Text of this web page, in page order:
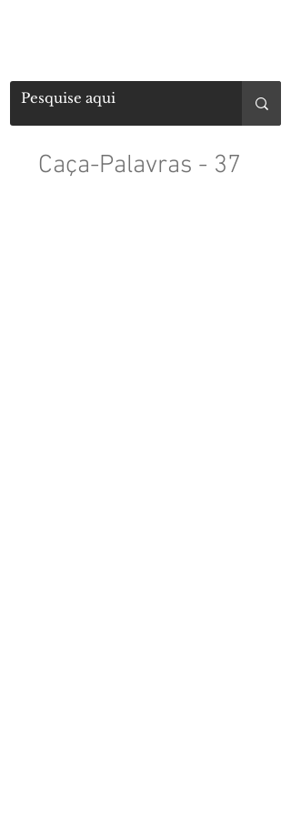
Caça-Palavras - 37